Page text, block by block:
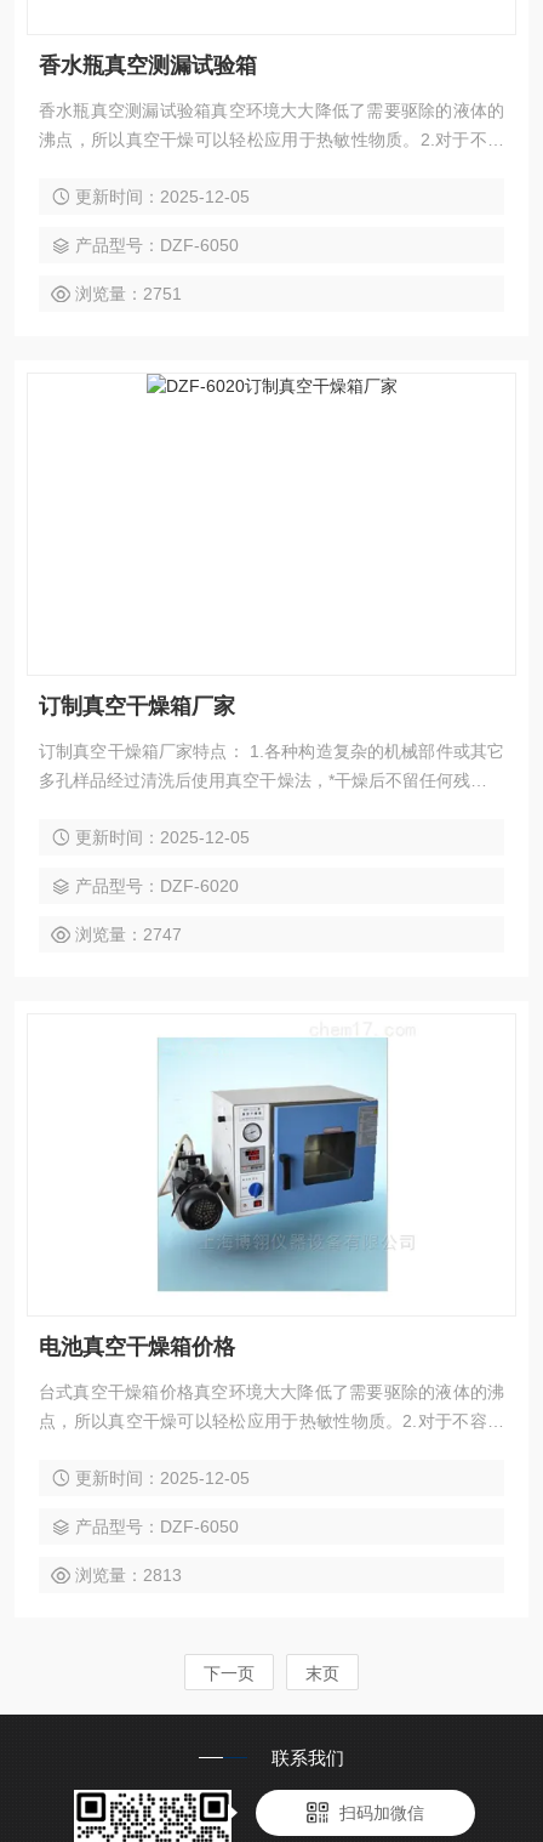
香水瓶真空测漏试验箱
香水瓶真空测漏试验箱真空环境大大降低了需要驱除的液体的
沸点，所以真空干燥可以轻松应用于热敏性物质。2.对于不容
可以有效缩短干燥时间。
更新时间：2025-12-05
产品型号：DZF-6050
浏览量：2751
订制真空干燥箱厂家
订制真空干燥箱厂家特点： 1.各种构造复杂的机械部件或其它
多孔样品经过清洗后使用真空干燥法，*干燥后不留任何残余物
爆炸的可能。
更新时间：2025-12-05
产品型号：DZF-6020
浏览量：2747
电池真空干燥箱价格
台式真空干燥箱价格真空环境大大降低了需要驱除的液体的沸
点，所以真空干燥可以轻松应用于热敏性物质。2.对于不容易
以有效缩短干燥时间。3.各种构造复杂的机械部件或其它多孔
更新时间：2025-12-05
产品型号：DZF-6050
浏览量：2813
下一页 末页
联系我们
扫码加微信